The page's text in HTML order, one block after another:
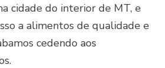
cidade do interior de MT, e
a alimentos de qualidade e
cedendo aos